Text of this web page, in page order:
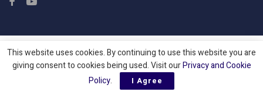
This website uses cookies. By continuing to use this website you are
giving consent to cookies being used. Visit ourPrivacy and Cookie
Policy. I Agree